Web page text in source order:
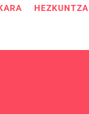
HEZKUNTZA